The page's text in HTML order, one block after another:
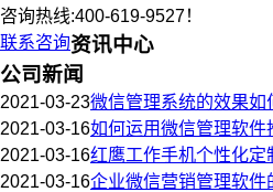
咨询热线:400-619-9527！
联系咨询资讯中心
公司新闻
2021-03-23微信管理系统的效果如
2021-03-16如何运用微信管理软件
2021-03-16红鹰工作手机个性化定
2021-03-16企业微信营销管理软件